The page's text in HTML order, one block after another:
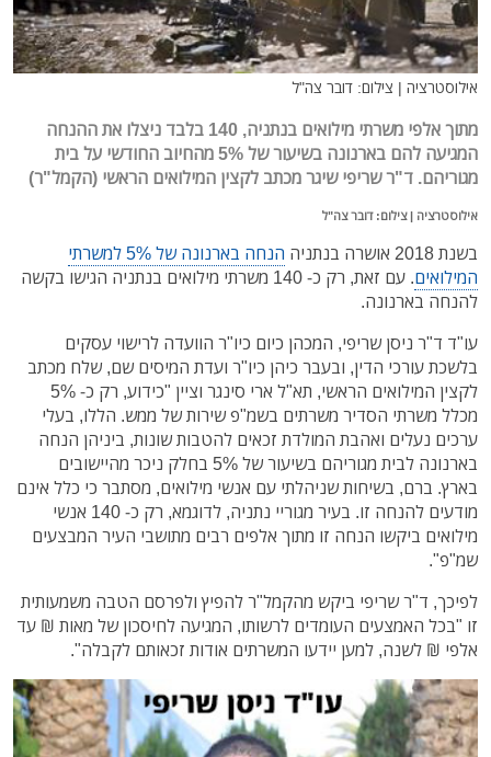
אילוסטרציה | צילום: דובר צה"ל
מתוך אלפי משרתי מילואים בנתניה, 140 בלבד ניצלו את ההנחה
המגיעה להם בארנונה בשיעור של 5% מהחיוב החודשי על בית
מגוריהם. ד"ר שריפי שיגר מכתב לקצין המילואים הראשי (הקמל"ר)
אילוסטרציה | צילום: דובר צה"ל
בשנת 2018 אושרה בנתניה
הנחה בארנונה של 5% למשרתי
המילואים
. עם זאת, רק כ- 140 משרתי מילואים בנתניה הגישו בקשה
להנחה בארנונה.
עו"ד ד"ר ניסן שריפי, המכהן כיום כיו"ר הוועדה לרישוי עסקים
בלשכת עורכי הדין, ובעבר כיהן כיו"ר ועדת המיסים שם, שלח מכתב
לקצין המילואים הראשי, תא"ל ארי סינגר וציין "כידוע, רק כ- 5%
מכלל משרתי הסדיר משרתים בשמ"פ שירות של ממש. הללו, בעלי
ערכים נעלים ואהבת המולדת זכאים להטבות שונות, ביניהן הנחה
בארנונה לבית מגוריהם בשיעור של 5% בחלק ניכר מהיישובים
בארץ. ברם, בשיחות שניהלתי עם אנשי מילואים, מסתבר כי כלל אינם
מודעים להנחה זו. בעיר מגוריי נתניה, לדוגמא, רק כ- 140 אנשי
מילואים ביקשו הנחה זו מתוך אלפים רבים מתושבי העיר המבצעים
שמ"פ".
לפיכך, ד"ר שריפי ביקש מהקמל"ר להפיץ ולפרסם הטבה משמעותית
זו "בכל האמצעים העומדים לרשותו, המגיעה לחיסכון של מאות ₪ עד
אלפי ₪ לשנה, למען יידעו המשרתים אודות זכאותם לקבלה".